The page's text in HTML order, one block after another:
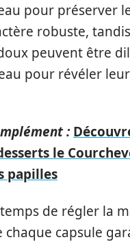
pour préserver
robuste,
peuvent être
pour révéler
:
le
papilles
de régler la
chaque capsule